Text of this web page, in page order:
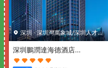
深圳·深圳灣萬象城/深圳人才公
園
深圳鵬潤達海德酒店
(Pengrunda Hyde Hotel